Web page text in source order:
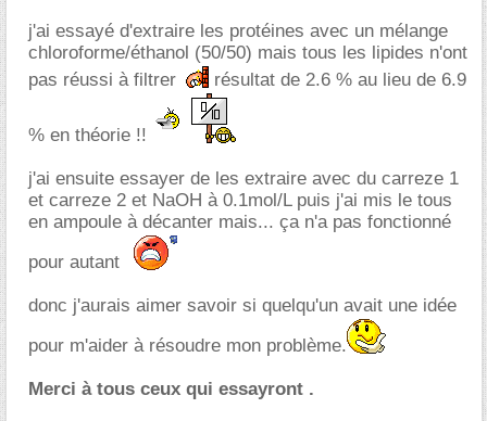
j'ai essayé d'extraire les protéines avec un mélange
chloroforme/éthanol (50/50) mais tous les lipides n'ont
pas réussi à filtrer
résultat de 2.6 % au lieu de 6.9
% en théorie !!
j'ai ensuite essayer de les extraire avec du carreze 1
et carreze 2 et NaOH à 0.1mol/L puis j'ai mis le tous
en ampoule à décanter mais... ça n'a pas fonctionné
pour autant
donc j'aurais aimer savoir si quelqu'un avait une idée
pour m'aider à résoudre mon problème.
Merci à tous ceux qui essayront .